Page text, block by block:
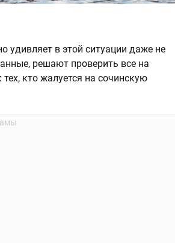
удивляет в этой ситуации даже не
решают проверить все на
кто жалуется на сочинскую